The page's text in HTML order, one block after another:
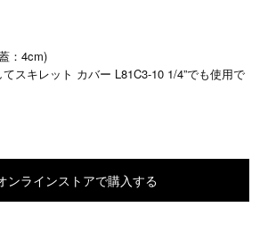
：4cm)
スキレット カバー L81C3-10 1/4”でも使用で
ンラインストアで購入する